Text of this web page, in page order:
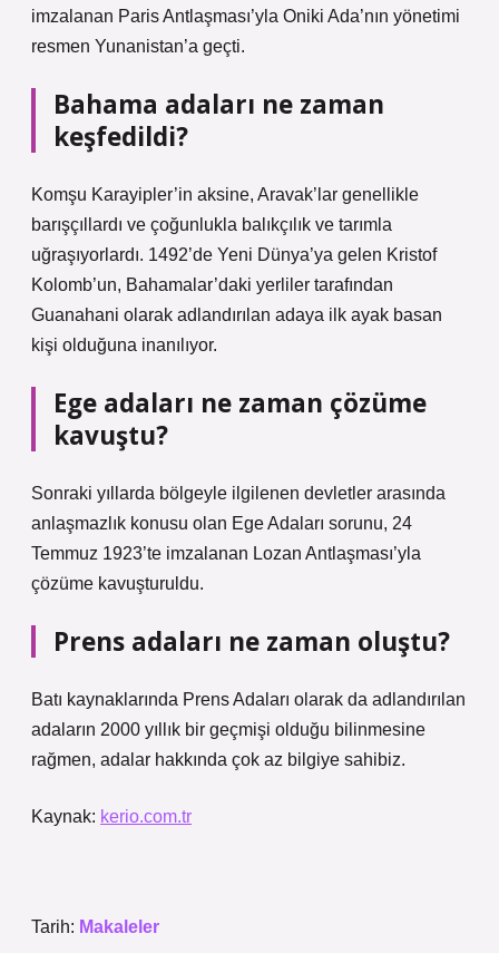
imzalanan Paris Antlaşması’yla Oniki Ada’nın yönetimi
resmen Yunanistan’a geçti.
Bahama adaları ne zaman
keşfedildi?
Komşu Karayipler’in aksine, Aravak’lar genellikle
barışçıllardı ve çoğunlukla balıkçılık ve tarımla
uğraşıyorlardı. 1492’de Yeni Dünya’ya gelen Kristof
Kolomb’un, Bahamalar’daki yerliler tarafından
Guanahani olarak adlandırılan adaya ilk ayak basan
kişi olduğuna inanılıyor.
Ege adaları ne zaman çözüme
kavuştu?
Sonraki yıllarda bölgeyle ilgilenen devletler arasında
anlaşmazlık konusu olan Ege Adaları sorunu, 24
Temmuz 1923’te imzalanan Lozan Antlaşması’yla
çözüme kavuşturuldu.
Prens adaları ne zaman oluştu?
Batı kaynaklarında Prens Adaları olarak da adlandırılan
adaların 2000 yıllık bir geçmişi olduğu bilinmesine
rağmen, adalar hakkında çok az bilgiye sahibiz.
Kaynak: kerio.com.tr
Tarih: Makaleler